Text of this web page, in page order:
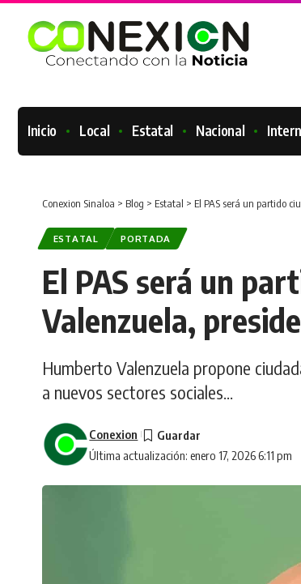
Inicio Local Estatal Nacional
Conexion Sinaloa > Blog > Estatal > El PAS será un partido
ESTATAL PORTADA
El PAS será un
Valenzuela,
Humberto Valenzuela propone
a nuevos sectores sociales...
Última actualización: enero 17, 2026 6:11 pm
Conexion